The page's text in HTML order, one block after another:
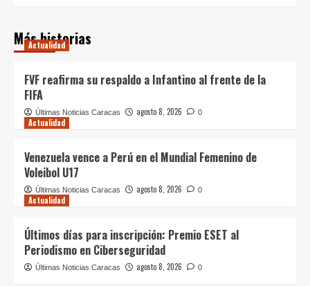
Más historias
Actualidad
FVF reafirma su respaldo a Infantino al frente de la
FIFA
Últimas Noticias Caracas agosto 8, 2026 0
Actualidad
Venezuela vence a Perú en el Mundial Femenino de
Voleibol U17
Últimas Noticias Caracas agosto 8, 2026 0
Actualidad
Últimos días para inscripción: Premio ESET al
Periodismo en Ciberseguridad
Últimas Noticias Caracas agosto 8, 2026 0